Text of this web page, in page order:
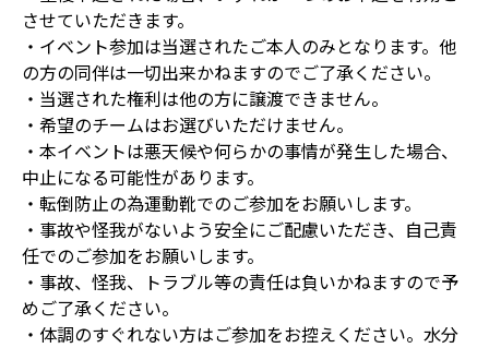
させていただきます。
・イベント参加は当選されたご本人のみとなります。他
の方の同伴は一切出来かねますのでご了承ください。
・当選された権利は他の方に譲渡できません。
・希望のチームはお選びいただけません。
・本イベントは悪天候や何らかの事情が発生した場合、
中止になる可能性があります。
・転倒防止の為運動靴でのご参加をお願いします。
・事故や怪我がないよう安全にご配慮いただき、自己責
任でのご参加をお願いします。
・事故、怪我、トラブル等の責任は負いかねますので予
めご了承ください。
・体調のすぐれない方はご参加をお控えください。水分